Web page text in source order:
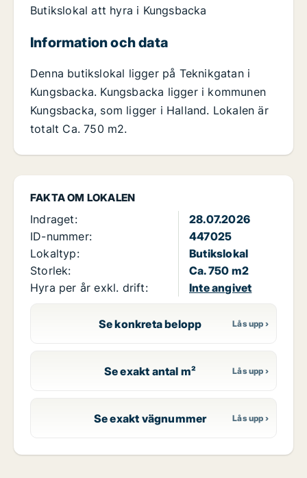
FAKTA OM LOKALEN
Indraget:
28.07.2026
ID-nummer:
447025
Lokaltyp:
Butikslokal
Storlek:
Ca. 750 m2
Hyra per år exkl. drift:
Inte angivet
Se konkreta belopp
Se exakt antal m²
Se exakt vägnummer
Butikslokal att hyra i Kungsbacka
Information och data
Denna butikslokal ligger på Teknikgatan i
Kungsbacka. Kungsbacka ligger i kommunen
Kungsbacka, som ligger i Halland. Lokalen är
totalt Ca. 750 m2.